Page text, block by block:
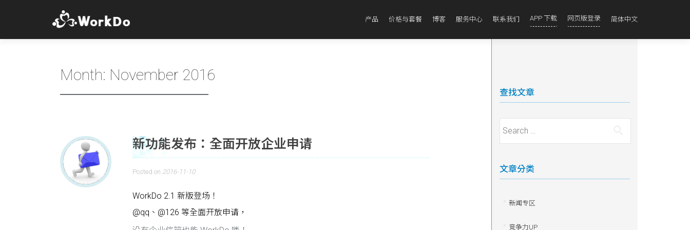
产品 价格与套餐 博客 服务中心 联系我们 APP 下载 网页版登录 简体中文
Month: November 2016
新功能发布：全面开放企业申请
Posted on 2016-11-10
WorkDo 2.1 新版登场！
@qq、@126 等全面开放申请，
查找文章
Search for:
文章分类
新闻专区
竞争力UP